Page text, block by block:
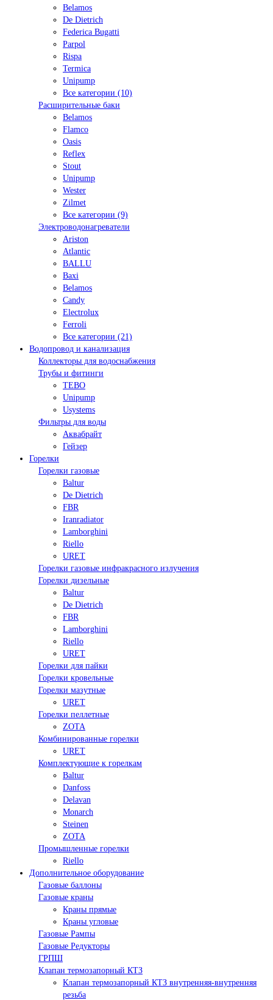
Belamos
De Dietrich
Federica Bugatti
Parpol
Rispa
Termica
Unipump
Все категории (10)
Расширительные баки
Belamos
Flamco
Oasis
Reflex
Stout
Unipump
Wester
Zilmet
Все категории (9)
Электроводонагреватели
Ariston
Atlantic
BALLU
Baxi
Belamos
Candy
Electrolux
Ferroli
Все категории (21)
Водопровод и канализация
Коллекторы для водоснабжения
Трубы и фитинги
TEBO
Unipump
Usystems
Фильтры для воды
Аквабрайт
Гейзер
Горелки
Горелки газовые
Baltur
De Dietrich
FBR
Iranradiator
Lamborghini
Riello
URET
Горелки газовые инфракрасного излучения
Горелки дизельные
Baltur
De Dietrich
FBR
Lamborghini
Riello
URET
Горелки для пайки
Горелки кровельные
Горелки мазутные
URET
Горелки пеллетные
ZOTA
Комбинированные горелки
URET
Комплектующие к горелкам
Baltur
Danfoss
Delavan
Monarch
Steinen
ZOTA
Промышленные горелки
Riello
Дополнительное оборудование
Газовые баллоны
Газовые краны
Краны прямые
Краны угловые
Газовые Рампы
Газовые Редукторы
ГРПШ
Клапан термозапорный КТЗ
Клапан термозапорный КТЗ внутренняя-внутренняя
резьба